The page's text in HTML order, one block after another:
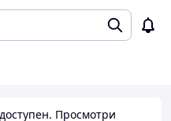
Просмотри